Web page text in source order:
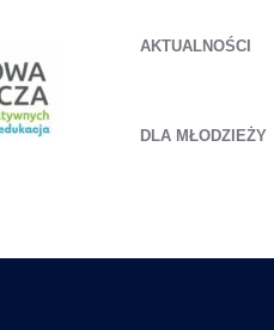
AKTUALNOŚCI
DLA MŁODZIEŻY